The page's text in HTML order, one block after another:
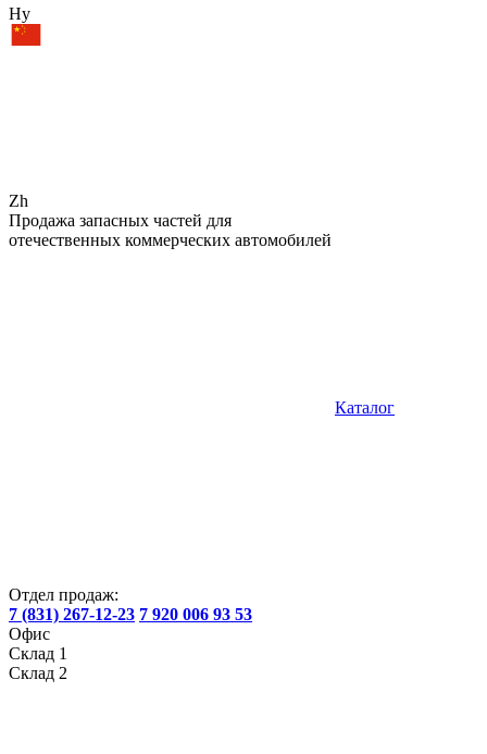
Hy
Zh
Продажа запасных частей для
отечественных коммерческих автомобилей
Каталог
Отдел продаж:
7 (831) 267-12-23 7 920 006 93 53
Офис
Склад 1
Склад 2